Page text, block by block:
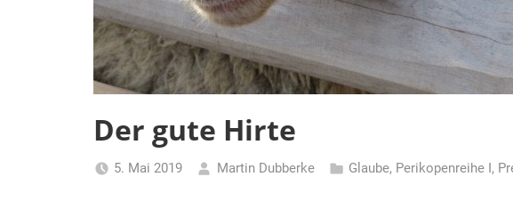
Der gute Hirte
5. Mai 2019 Martin Dubberke Glaube, Perikopenreihe I,